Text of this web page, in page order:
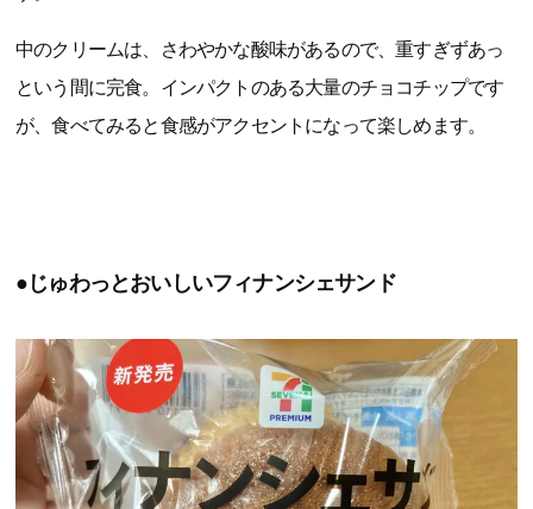
中のクリームは、さわやかな酸味があるので、重すぎずあっ
という間に完食。インパクトのある大量のチョコチップです
が、食べてみると食感がアクセントになって楽しめます。
●じゅわっとおいしいフィナンシェサンド